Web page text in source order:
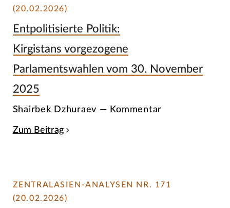
(20.02.2026)
Entpolitisierte Politik:
Kirgistans vorgezogene
Parlamentswahlen vom 30. November
2025
Shairbek Dzhuraev — Kommentar
Zum Beitrag
ZENTRALASIEN-ANALYSEN NR. 171
(20.02.2026)